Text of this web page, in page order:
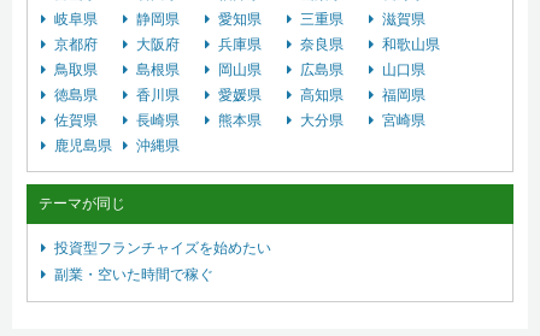
岐阜県
静岡県 愛知県 三重県
滋賀県
京都府
大阪府 兵庫県 奈良県
和歌山県
鳥取県
島根県 岡山県 広島県
山口県
徳島県
香川県 愛媛県 高知県
福岡県
佐賀県
長崎県 熊本県 大分県
宮崎県
鹿児島県
沖縄県
テーマが同じ
投資型フランチャイズを始めたい
副業・空いた時間で稼ぐ